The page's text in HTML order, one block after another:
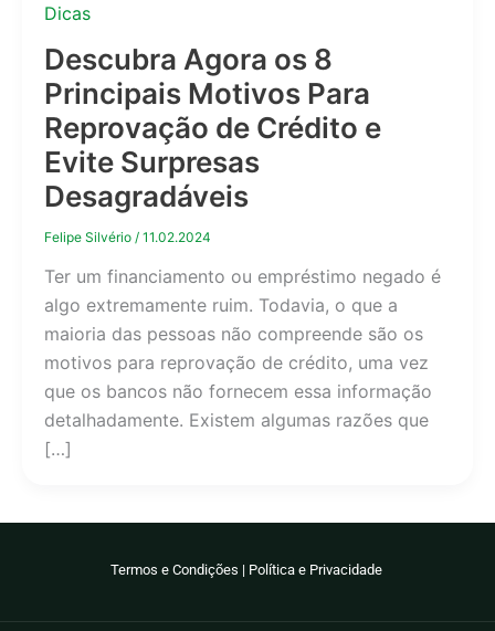
Dicas
Descubra Agora os 8
Principais Motivos Para
Reprovação de Crédito e
Evite Surpresas
Desagradáveis
Felipe Silvério / 11.02.2024
Ter um financiamento ou empréstimo negado é
algo extremamente ruim. Todavia, o que a
maioria das pessoas não compreende são os
motivos para reprovação de crédito, uma vez
que os bancos não fornecem essa informação
detalhadamente. Existem algumas razões que
[…]
Termos e Condições | Política e Privacidade